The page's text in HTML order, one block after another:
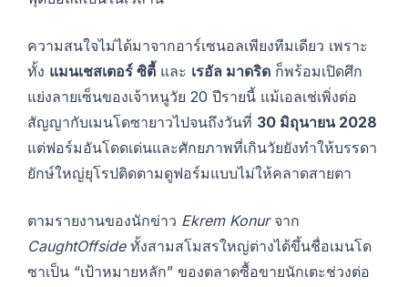
ความสนใจไม่ได้มาจากอาร์เซนอลเพียงทีมเดียว เพราะ
ทั้ง แมนเชสเตอร์ ซิตี้ และ เรอัล มาดริด ก็พร้อมเปิดศึก
แย่งลายเซ็นของเจ้าหนูวัย 20 ปีรายนี้ แม้เอลเช่เพิ่งต่อ
สัญญากับเมนโดซายาวไปจนถึงวันที่ 30 มิถุนายน 2028
แต่ฟอร์มอันโดดเด่นและศักยภาพที่เกินวัยยังทำให้บรรดา
ยักษ์ใหญ่ยุโรปติดตามดูฟอร์มแบบไม่ให้คลาดสายตา
ตามรายงานของนักข่าว Ekrem Konurจาก
CaughtOffsideทั้งสามสโมสรใหญ่ต่างได้ขึ้นชื่อเมนโด
ซาเป็น “เป้าหมายหลัก” ของตลาดซื้อขายนักเตะช่วงต่อ